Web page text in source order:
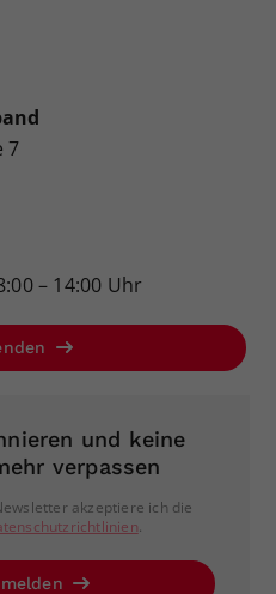
7
– 14:00 Uhr
und keine
verpassen
akzeptiere ich die
.